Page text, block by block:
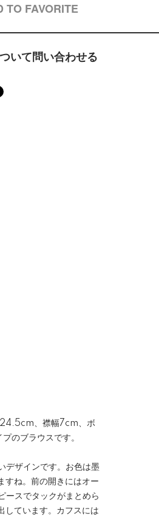
TO FAVORITE
いて問い合わせる
、襟幅7cm、ボ
のブラウスです。
デザインです。お色は墨
すね。前の開きにはオー
スでタックがまとめら
しています。カフスには